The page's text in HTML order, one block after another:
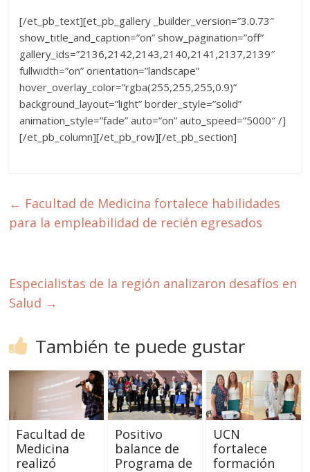
[/et_pb_text][et_pb_gallery _builder_version=”3.0.73″
show_title_and_caption=”on” show_pagination=”off”
gallery_ids=”2136,2142,2143,2140,2141,2137,2139″
fullwidth=”on” orientation=”landscape”
hover_overlay_color=”rgba(255,255,255,0.9)”
background_layout=”light” border_style=”solid”
animation_style=”fade” auto=”on” auto_speed=”5000″ /]
[/et_pb_column][/et_pb_row][/et_pb_section]
← Facultad de Medicina fortalece habilidades
para la empleabilidad de recién egresados
Especialistas de la región analizaron desafíos en
Salud →
También te puede gustar
Facultad de
Medicina
realizó
Positivo
balance de
Programa de
UCN
fortalece
formación